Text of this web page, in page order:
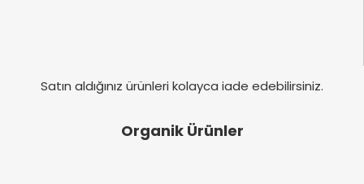
Satın aldığınız ürünleri kolayca iade edebilirsiniz.
Organik Ürünler